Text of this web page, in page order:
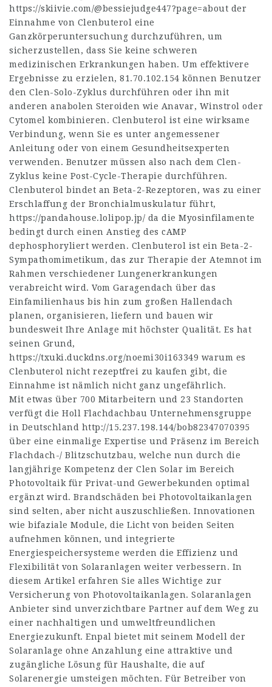
https://skiivie.com/@bessiejudge447?page=about der
Einnahme von Clenbuterol eine
Ganzkörperuntersuchung durchzuführen, um
sicherzustellen, dass Sie keine schweren
medizinischen Erkrankungen haben. Um effektivere
Ergebnisse zu erzielen, 81.70.102.154 können Benutzer
den Clen-Solo-Zyklus durchführen oder ihn mit
anderen anabolen Steroiden wie Anavar, Winstrol oder
Cytomel kombinieren. Clenbuterol ist eine wirksame
Verbindung, wenn Sie es unter angemessener
Anleitung oder von einem Gesundheitsexperten
verwenden. Benutzer müssen also nach dem Clen-
Zyklus keine Post-Cycle-Therapie durchführen.
Clenbuterol bindet an Beta-2-Rezeptoren, was zu einer
Erschlaffung der Bronchialmuskulatur führt,
https://pandahouse.lolipop.jp/ da die Myosinfilamente
bedingt durch einen Anstieg des cAMP
dephosphoryliert werden. Clenbuterol ist ein Beta-2-
Sympathomimetikum, das zur Therapie der Atemnot im
Rahmen verschiedener Lungenerkrankungen
verabreicht wird. Vom Garagendach über das
Einfamilienhaus bis hin zum großen Hallendach
planen, organisieren, liefern und bauen wir
bundesweit Ihre Anlage mit höchster Qualität. Es hat
seinen Grund,
https://txuki.duckdns.org/noemi30i163349 warum es
Clenbuterol nicht rezeptfrei zu kaufen gibt, die
Einnahme ist nämlich nicht ganz ungefährlich.
Mit etwas über 700 Mitarbeitern und 23 Standorten
verfügt die Holl Flachdachbau Unternehmensgruppe
in Deutschland http://15.237.198.144/bob82347070395
über eine einmalige Expertise und Präsenz im Bereich
Flachdach-/ Blitzschutzbau, welche nun durch die
langjährige Kompetenz der Clen Solar im Bereich
Photovoltaik für Privat-und Gewerbekunden optimal
ergänzt wird. Brandschäden bei Photovoltaikanlagen
sind selten, aber nicht auszuschließen. Innovationen
wie bifaziale Module, die Licht von beiden Seiten
aufnehmen können, und integrierte
Energiespeichersysteme werden die Effizienz und
Flexibilität von Solaranlagen weiter verbessern. In
diesem Artikel erfahren Sie alles Wichtige zur
Versicherung von Photovoltaikanlagen. Solaranlagen
Anbieter sind unverzichtbare Partner auf dem Weg zu
einer nachhaltigen und umweltfreundlichen
Energiezukunft. Enpal bietet mit seinem Modell der
Solaranlage ohne Anzahlung eine attraktive und
zugängliche Lösung für Haushalte, die auf
Solarenergie umsteigen möchten. Für Betreiber von